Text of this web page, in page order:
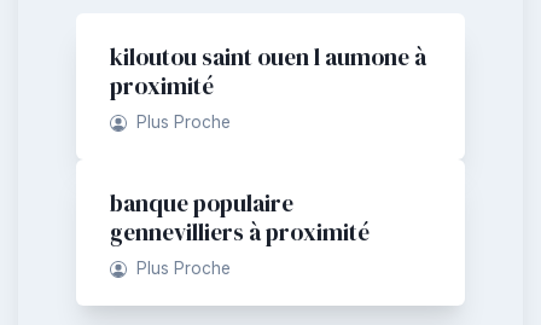
kiloutou saint ouen l aumone à
proximité
Plus Proche
banque populaire
gennevilliers à proximité
Plus Proche